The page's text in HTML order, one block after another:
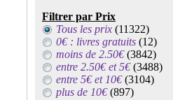
Filtrer par Prix
Tous les prix (11322)
0€ : livres gratuits (12)
moins de 2.50€(3842)
entre 2.50€ et 5€(3488)
entre 5€ et 10€(3104)
plus de 10€(897)